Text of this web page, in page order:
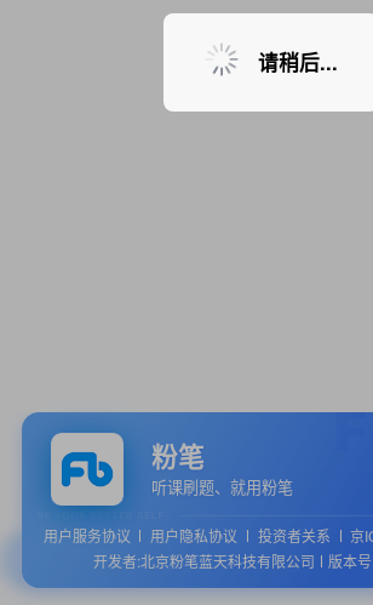
暂无课程，敬请期待
粉笔
听课刷题、就用粉笔
用户服务协议 用户隐私协议 投资者关系
京
开发者:北京粉笔蓝天科技有限公司
版本
请稍后...